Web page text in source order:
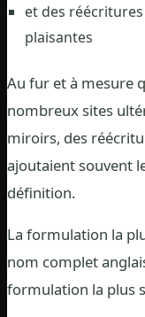
et des
plaisantes
Au fur et à mesure
nombreux sites
miroirs, des
ajoutaient souvent
définition.
La formulation la
nom complet
formulation la plus